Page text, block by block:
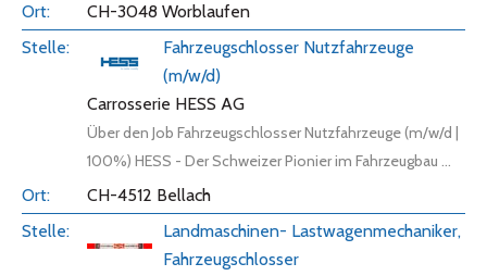
CH-3048 Worblaufen
Fahrzeugschlosser Nutzfahrzeuge
(m/w/d)
Carrosserie HESS AG
Über den Job Fahrzeugschlosser Nutzfahrzeuge (m/w/d |
100%) HESS - Der Schweizer Pionier im Fahrzeugbau ...
CH-4512 Bellach
Landmaschinen- Lastwagenmechaniker,
Fahrzeugschlosser